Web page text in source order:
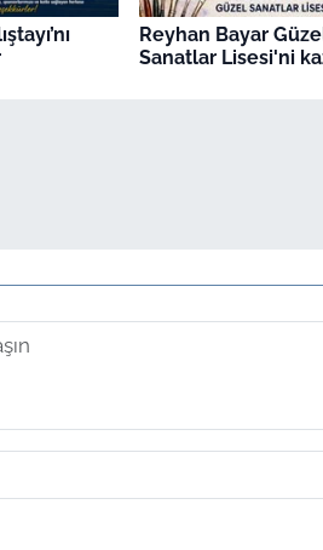
Reyhan Bayar
Sanatlar Lisesi'ni